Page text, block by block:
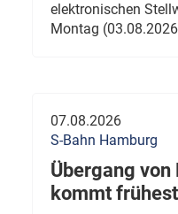
elektronischen
Montag
07.08.2026
S-Bahn Hamburg
Übergang von
kommt